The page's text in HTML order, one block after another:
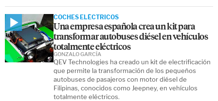
COCHES ELÉCTRICOS
Una empresa española crea un kit para
transformar autobuses diésel en vehículos
totalmente eléctricos
QEV Technologies ha creado un kit de electrificación
que permite la transformación de los pequeños
autobuses de pasajeros con motor diésel de
Filipinas, conocidos como Jeepney, en vehículos
totalmente eléctricos.
GONZALO GARCÍA